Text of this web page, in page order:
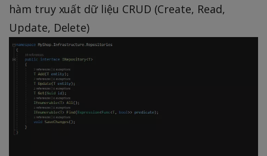
hàm truy xuất dữ liệu CRUD (Create, Read,
Update, Delete)